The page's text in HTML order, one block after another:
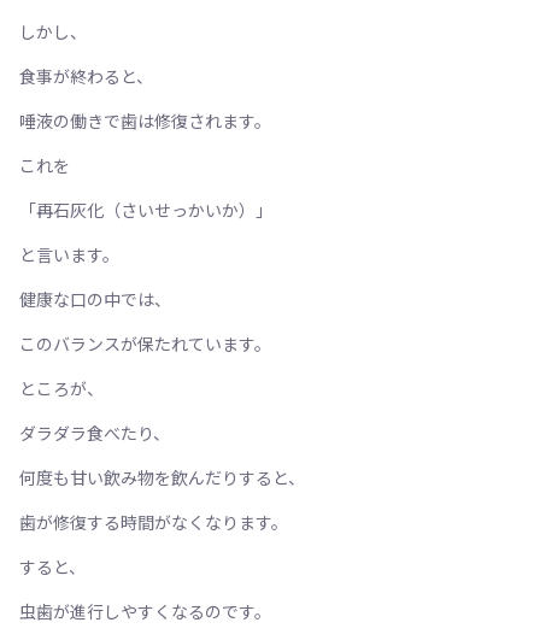
しかし、
食事が終わると、
唾液の働きで歯は修復されます。
これを
「再石灰化（さいせっかいか）」
と言います。
健康な口の中では、
このバランスが保たれています。
ところが、
ダラダラ食べたり、
何度も甘い飲み物を飲んだりすると、
歯が修復する時間がなくなります。
すると、
虫歯が進行しやすくなるのです。